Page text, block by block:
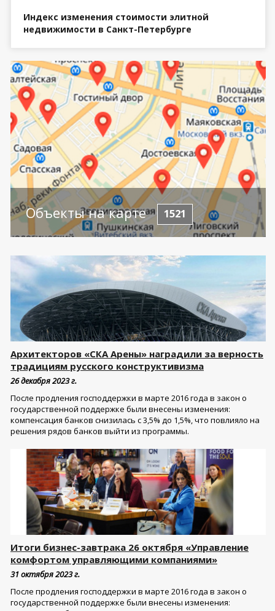
Индекс изменения стоимости элитной
недвижимости в Санкт-Петербурге
Объекты на карте 1521
Архитекторов «СКА Арены» наградили за верность
традициям русского конструктивизма
26 декабря 2023 г.
После продления господдержки в марте 2016 года в закон о
государственной поддержке были внесены изменения:
компенсация банков снизилась с 3,5% до 1,5%, что повлияло на
решения рядов банков выйти из программы.
Итоги бизнес-завтрака 26 октября «Управление
комфортом управляющими компаниями»
31 октября 2023 г.
После продления господдержки в марте 2016 года в закон о
государственной поддержке были внесены изменения: